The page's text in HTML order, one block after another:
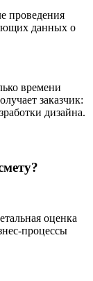
проведения
данных о
времени
заказчик:
дизайна.
оценка
процессы